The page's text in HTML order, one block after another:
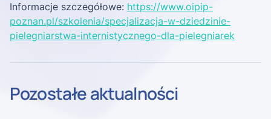
Informacje szczegółowe: https://www.oipip-
poznan.pl/szkolenia/specjalizacja-w-dziedzinie-
pielegniarstwa-internistycznego-dla-pielegniarek
Pozostałe aktualności